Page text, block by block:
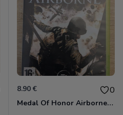
8.90 € 0
Medal Of Honor Airborne Xbox 360